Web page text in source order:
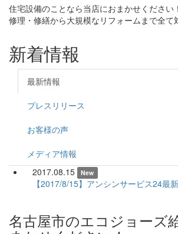
住宅設備のことなら当店におまかせください
修理・修繕から大規模なリフォームまで全て
新着情報
最新情報
プレスリリース
お客様の声
メディア情報
2017.08.15
New
【2017/8/15】アンシンサービス24最
名古屋市のエコジョーズ